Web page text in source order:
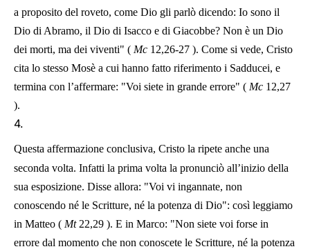
a proposito del roveto, come Dio gli parlò dicendo: Io sono il
Dio di Abramo, il Dio di Isacco e di Giacobbe? Non è un Dio
dei morti, ma dei viventi" ( Mc 12,26-27 ). Come si vede, Cristo
cita lo stesso Mosè a cui hanno fatto riferimento i Sadducei, e
termina con l’affermare: "Voi siete in grande errore" ( Mc 12,27
).
4.
Questa affermazione conclusiva, Cristo la ripete anche una
seconda volta. Infatti la prima volta la pronunciò all’inizio della
sua esposizione. Disse allora: "Voi vi ingannate, non
conoscendo né le Scritture, né la potenza di Dio": così leggiamo
in Matteo ( Mt22,29 ). E in Marco: "Non siete voi forse in
errore dal momento che non conoscete le Scritture, né la potenza